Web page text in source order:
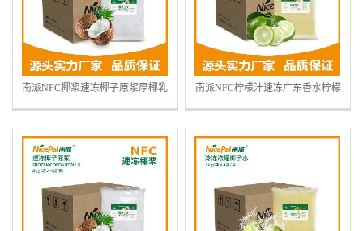
南派NFC椰浆速冻椰子原浆厚椰乳
原料厂家冷冻水果浆原料
南派NFC柠檬汁速冻广东香水柠檬
浆冷冻水果浆水果茶奶茶冷热原料